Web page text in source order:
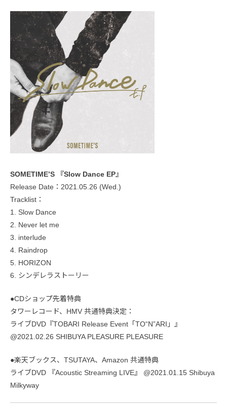
SOMETIME’S 『Slow Dance EP』
Release Date：2021.05.26 (Wed.)
Tracklist：
1. Slow Dance
2. Never let me
3. interlude
4. Raindrop
5. HORIZON
6. シンデレラストーリー
●CDショップ先着特典
タワーレコード、HMV 共通特典決定：
ライブDVD『TOBARI Release Event「TO“N”ARI」』
@2021.02.26 SHIBUYA PLEASURE PLEASURE
●楽天ブックス、TSUTAYA、Amazon 共通特典
ライブDVD 『Acoustic Streaming LIVE』 @2021.01.15 Shibuya
Milkyway